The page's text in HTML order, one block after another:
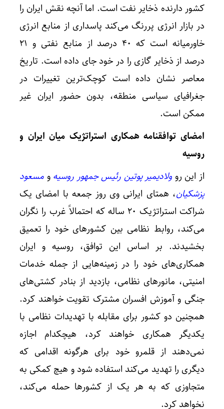
کشور دارنده ذخایر نفت است. اما آنچه نقش ایران را
در بازار انرژی پررنگ می‌کند پاسداری از منابع انرژی
خاورمیانه است که ۴۰ درصد از منابع نفتی و ۲۱
درصد از ذخایر گازی را در خود جای داده است. تاریخ
معاصر نشان داده است کوچک‌ترین تغییرات در
جغرافیای سیاسی منطقه، بدون حضور ایران غیر
ممکن است.
امضای توافقنامه همکاری استراتژیک میان ایران و
روسیه
از این رو ولادیمیر پوتین رئیس جمهور روسیه و مسعود
پزشکیان، همتای ایرانی وی روز جمعه با امضای یک
شراکت استراتژیک ۲۰ ساله که احتمالاً غرب را نگران
می‌کند، روابط نظامی بین کشورهای خود را تعمیق
بخشیدند. بر اساس این توافق، روسیه و ایران
همکاری‌های خود را در زمینه‌هایی از جمله خدمات
امنیتی، مانورهای نظامی، بازدید از بنادر کشتی‌های
جنگی و آموزش افسران مشترک تقویت خواهند کرد.
همچنین دو کشور برای مقابله با تهدیدات نظامی با
یکدیگر همکاری خواهند کرد، هیچکدام اجازه
نمی‌دهند از قلمرو خود برای هرگونه اقدامی که
دیگری را تهدید می‌کند استفاده شود و هیچ کمکی به
متجاوزی که به هر یک از کشورها حمله می‌کند،
نخواهد کرد.